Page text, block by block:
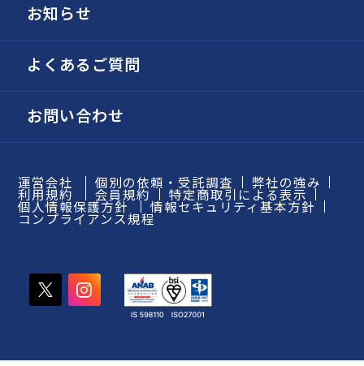
お知らせ
よくあるご質問
お問い合わせ
運営会社 個別の依頼・受託調査 弊社の強み
利用規約 会員規約 特定商取引による表示
個人情報保護方針 情報セキュリティ基本方針
コンプライアンス規程